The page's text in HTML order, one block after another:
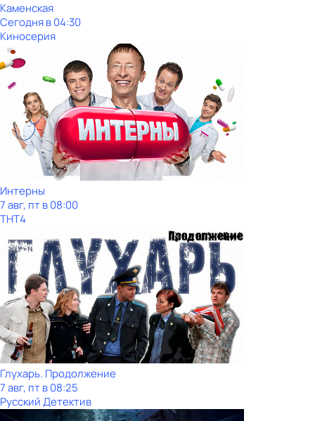
Каменская
Сегодня в 04:30
Киносерия
Интерны
7 авг, пт в 08:00
ТНТ4
Глухарь. Продолжение
7 авг, пт в 08:25
Русский Детектив